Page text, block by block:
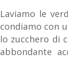
Laviamo le
condiamo con
lo zucchero di
abbondante